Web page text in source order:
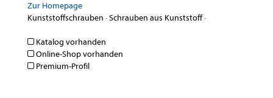
Zur Homepage
Kunststoffschrauben ·Schrauben aus Kunststoff·
Katalog vorhanden
Online-Shop vorhanden
Premium-Profil